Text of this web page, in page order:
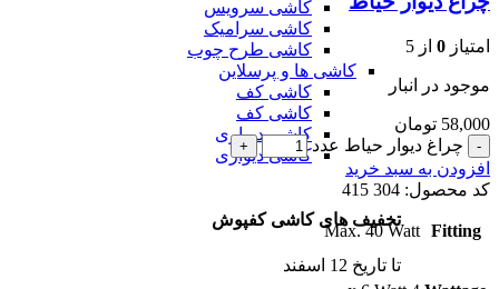
کاشی سرویس
کاشی سرامیک
کاشی طرح چوب
کاشی ها و پرسلاین
کاشی کف
کاشی کف
کاشی دیواری
کاشی دیواری
تخفیف های کاشی کفپوش
تا تاریخ 12 اسفند
امتیاز 0 از 5
موجود در انبار
58,000 تومان
چراغ دیوار حیاط عدد
افزودن به سبد خرید
کد محصول: 304 415
Fitting
Max. 40 Watt